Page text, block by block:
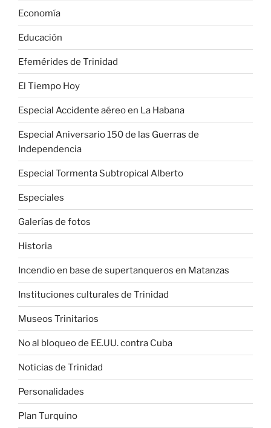
Economía
Educación
Efemérides de Trinidad
El Tiempo Hoy
Especial Accidente aéreo en La Habana
Especial Aniversario 150 de las Guerras de
Independencia
Especial Tormenta Subtropical Alberto
Especiales
Galerías de fotos
Historia
Incendio en base de supertanqueros en Matanzas
Instituciones culturales de Trinidad
Museos Trinitarios
No al bloqueo de EE.UU. contra Cuba
Noticias de Trinidad
Personalidades
Plan Turquino